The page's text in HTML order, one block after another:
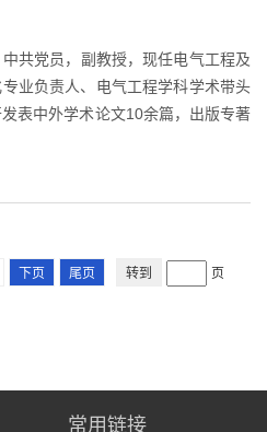
4项，校级大创12项，发明专利1
新型专利3项，在省级以上期刊发表
荣获优秀毕业论文指导教师、教学
共党员，副教授，现任电气工程及
业负责人、电气工程学科学术带头
表中外学术论文10余篇，出版专著
年主持或参与省级教改、科研项目2
多次获评毕业设计优秀指导教师，
下页 尾页 页
常用链接